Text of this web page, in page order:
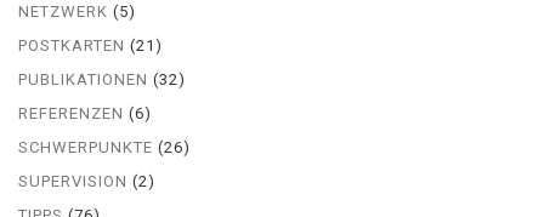
NETZWERK (5)
POSTKARTEN (21)
PUBLIKATIONEN (32)
REFERENZEN (6)
SCHWERPUNKTE (26)
SUPERVISION (2)